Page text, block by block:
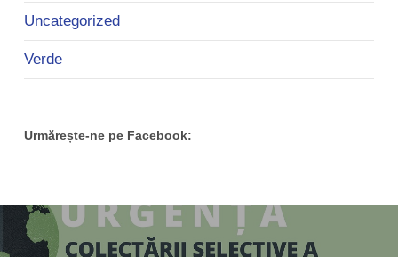
Uncategorized
Verde
Urmărește-ne pe Facebook: